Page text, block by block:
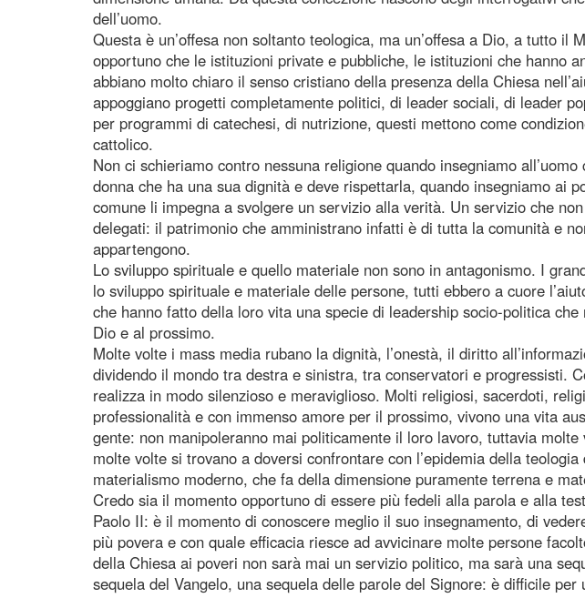
dell’uomo.
Questa è un’offesa non soltanto teologica, ma un’offesa a Dio, a tutto il
opportuno che le istituzioni private e pubbliche, le istituzioni che hanno
abbiano molto chiaro il senso cristiano della presenza della Chiesa
appoggiano progetti completamente politici, di leader sociali, di leader
per programmi di catechesi, di nutrizione, questi mettono come
cattolico.
Non ci schieriamo contro nessuna religione quando insegniamo
donna che ha una sua dignità e deve rispettarla, quando insegniamo ai
comune li impegna a svolgere un servizio alla verità. Un servizio che
delegati: il patrimonio che amministrano infatti è di tutta la comunità e
appartengono.
Lo sviluppo spirituale e quello materiale non sono in antagonismo. I
lo sviluppo spirituale e materiale delle persone, tutti ebbero a cuore
che hanno fatto della loro vita una specie di leadership socio-politica
Dio e al prossimo.
Molte volte i mass media rubano la dignità, l’onestà, il diritto
dividendo il mondo tra destra e sinistra, tra conservatori e progressisti.
realizza in modo silenzioso e meraviglioso. Molti religiosi, sacerdoti,
professionalità e con immenso amore per il prossimo, vivono una vita
gente: non manipoleranno mai politicamente il loro lavoro, tuttavia molte
molte volte si trovano a doversi confrontare con l’epidemia della
materialismo moderno, che fa della dimensione puramente terrena e
Credo sia il momento opportuno di essere più fedeli alla parola e alla
Paolo II: è il momento di conoscere meglio il suo insegnamento, di
più povera e con quale efficacia riesce ad avvicinare molte persone
della Chiesa ai poveri non sarà mai un servizio politico, ma sarà una
sequela del Vangelo, una sequela delle parole del Signore: è difficile